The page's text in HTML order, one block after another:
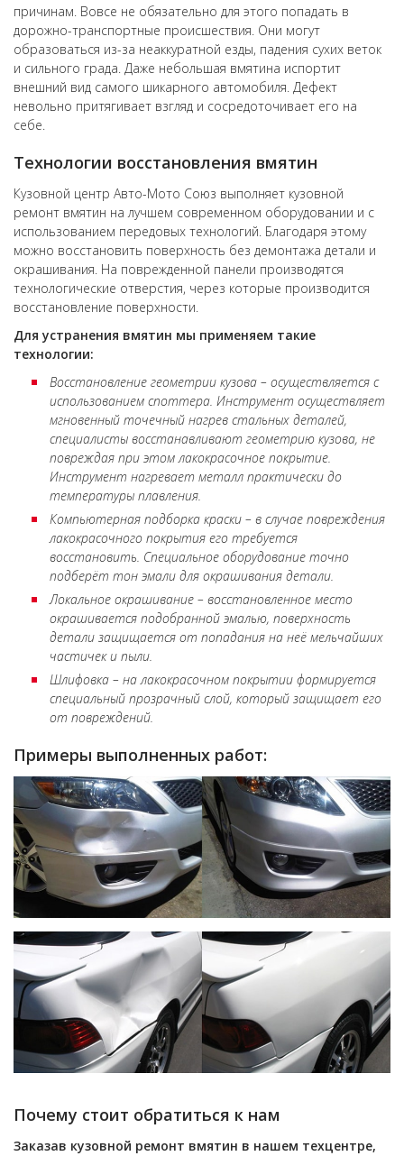
причинам. Вовсе не обязательно для этого попадать в
дорожно-транспортные происшествия. Они могут
образоваться из-за неаккуратной езды, падения сухих веток
и сильного града. Даже небольшая вмятина испортит
внешний вид самого шикарного автомобиля. Дефект
невольно притягивает взгляд и сосредоточивает его на
себе.
Технологии восстановления вмятин
Кузовной центр Авто-Мото Союз выполняет кузовной
ремонт вмятин на лучшем современном оборудовании и с
использованием передовых технологий. Благодаря этому
можно восстановить поверхность без демонтажа детали и
окрашивания. На поврежденной панели производятся
технологические отверстия, через которые производится
восстановление поверхности.
Для устранения вмятин мы применяем такие
технологии:
Восстановление геометрии кузова – осуществляется с
использованием споттера. Инструмент осуществляет
мгновенный точечный нагрев стальных деталей,
специалисты восстанавливают геометрию кузова, не
повреждая при этом лакокрасочное покрытие.
Инструмент нагревает металл практически до
температуры плавления.
Компьютерная подборка краски – в случае повреждения
лакокрасочного покрытия его требуется
восстановить. Специальное оборудование точно
подберёт тон эмали для окрашивания детали.
Локальное окрашивание – восстановленное место
окрашивается подобранной эмалью, поверхность
детали защищается от попадания на неё мельчайших
частичек и пыли.
Шлифовка – на лакокрасочном покрытии формируется
специальный прозрачный слой, который защищает его
от повреждений.
Примеры выполненных работ:
Почему стоит обратиться к нам
Заказав кузовной ремонт вмятин в нашем техцентре,